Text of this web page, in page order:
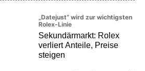
„Datejust“ wird zur wichtigsten
Rolex-Linie
Sekundärmarkt: Rolex
verliert Anteile, Preise
steigen